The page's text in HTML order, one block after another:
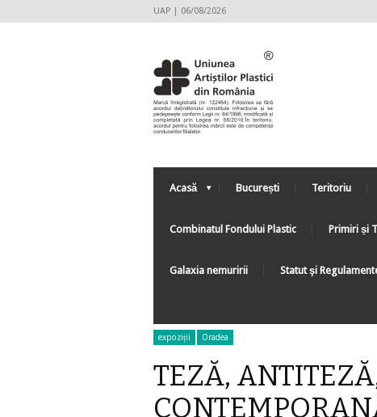
UAP | 06/08/2026
Acasă București Teritoriu
Combinatul Fondului Plastic Primiri și
Galaxia nemuririi Statut şi
expoziții Oradea
TEZĂ,